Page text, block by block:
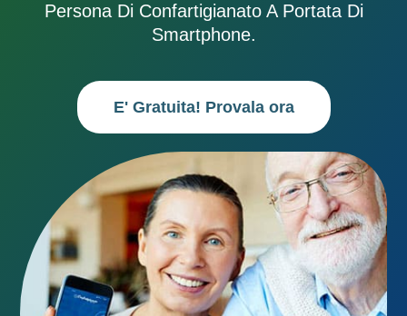
Persona Di Confartigianato A Portata Di
Smartphone.
E' Gratuita! Provala ora